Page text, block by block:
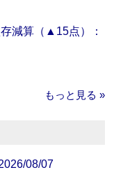
減算（▲15点）：
もっと見る »
08/07